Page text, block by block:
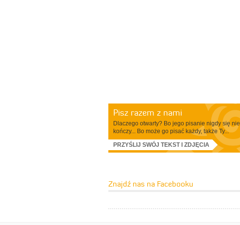
Pisz razem z nami
Dlaczego otwarty? Bo jego pisanie nigdy się nie
kończy... Bo może go pisać każdy, także Ty...
PRZYŚLIJ SWÓJ TEKST I ZDJĘCIA
Znajdź nas na Facebooku